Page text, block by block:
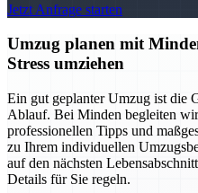
Jetzt Anfrage starten
Umzug planen mit
Stress umziehen
Ein gut geplanter Umzug ist die
Ablauf. Bei Minden begleiten
professionellen Tipps und
zu Ihrem individuellen
auf den nächsten
Details für Sie regeln.